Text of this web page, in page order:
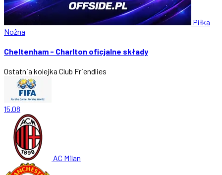
Piłka
Nożna
Cheltenham - Charlton oficjalne składy
Ostatnia kolejka Club Friendlies
15.08
AC Milan